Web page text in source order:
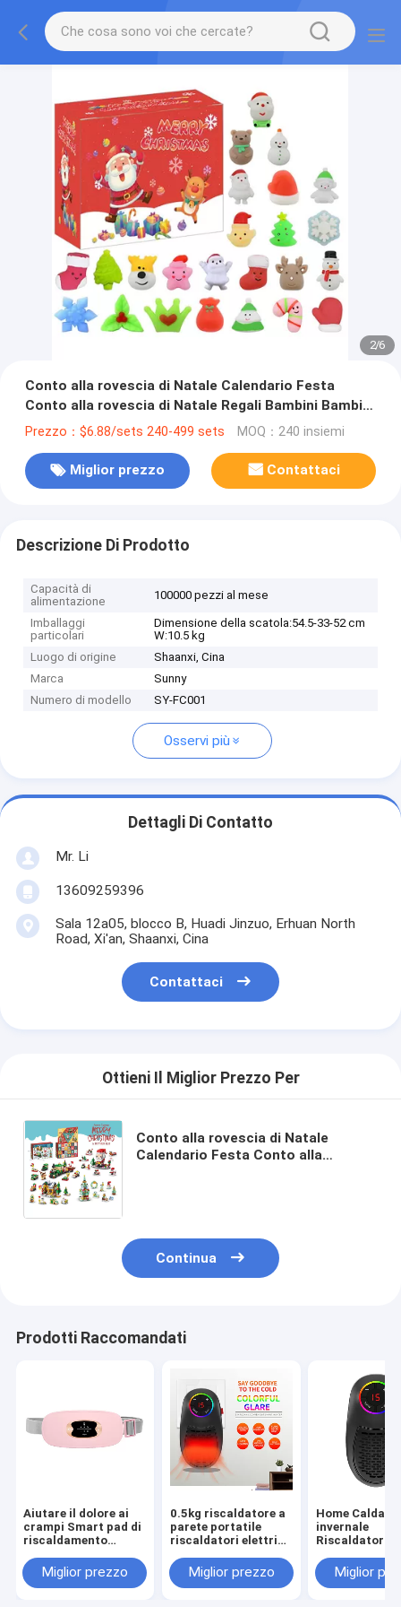
2/6
Conto alla rovescia di Natale Calendario Festa
Conto alla rovescia di Natale Regali Bambini Bambini
Bambine Ragazze Festa Favorito
Prezzo：$6.88/sets 240-499 sets MOQ：240 insiemi
Miglior prezzo Contattaci
Descrizione Di Prodotto
Capacità di
alimentazione
100000 pezzi al mese
Imballaggi
particolari
Dimensione della scatola:54.5-33-52 cm
W:10.5 kg
Luogo di origine
Shaanxi, Cina
Marca
Sunny
Numero di modello
SY-FC001
Osservi più
Dettagli Di Contatto
Mr. Li
13609259396
Sala 12a05, blocco B, Huadi Jinzuo, Erhuan North
Road, Xi'an, Shaanxi, Cina
Contattaci
Ottieni Il Miglior Prezzo Per
Conto alla rovescia di Natale
Calendario Festa Conto alla
Continua
Prodotti Raccomandati
Aiutare il dolore ai
crampi Smart pad di
riscaldamento
modello ricaricabile
e cintura di
Miglior prezzo
0.5kg riscaldatore a
parete portatile
riscaldatori elettrici
piccoli alloggi
riscaldatore
Miglior prezzo
Home Caldaio
invernale
Riscaldatori
regolabile
per inverno
Miglior